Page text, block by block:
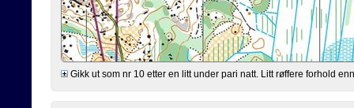
Gikk ut som nr 10 etter en litt under pari natt. Litt røffere forhold